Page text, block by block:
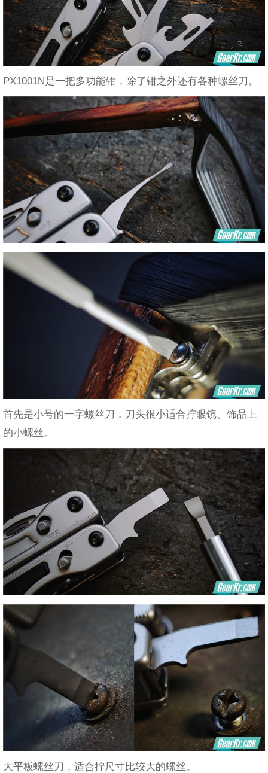
PX1001N是一把多功能钳，除了钳之外还有各种螺丝刀。
首先是小号的一字螺丝刀，刀头很小适合拧眼镜、饰品上
的小螺丝。
大平板螺丝刀，适合拧尺寸比较大的螺丝。